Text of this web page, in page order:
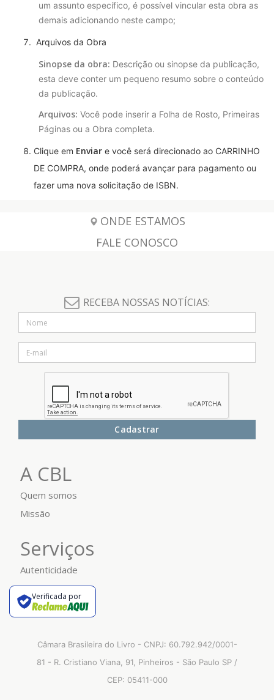
um assunto específico, é possível vincular esta obra as
demais adicionando neste campo;
Arquivos da Obra
Sinopse da obra: Descrição ou sinopse da publicação,
esta deve conter um pequeno resumo sobre o conteúdo
da publicação.
Arquivos: Você pode inserir a Folha de Rosto, Primeiras
Páginas ou a Obra completa.
Clique em Enviar e você será direcionado ao CARRINHO
DE COMPRA, onde poderá avançar para pagamento ou
fazer uma nova solicitação de ISBN.
ONDE ESTAMOS
FALE CONOSCO
RECEBA NOSSAS NOTÍCIAS:
Cadastrar
A CBL
Quem somos
Missão
Serviços
Autenticidade
Verificada por
Câmara Brasileira do Livro - CNPJ: 60.792.942/0001-
81 - R. Cristiano Viana, 91, Pinheiros - São Paulo SP /
CEP: 05411-000